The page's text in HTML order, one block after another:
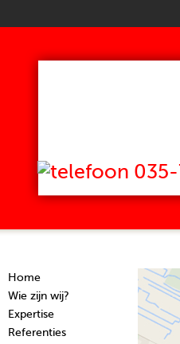
Home
Wie zijn wij?
Expertise
Referenties